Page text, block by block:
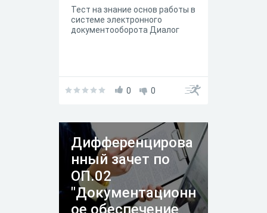
Тест на знание основ работы в
системе электронного
документооборота Диалог
0 0
Дифференцирова
нный зачет по
ОП.02
"Документационн
ое обеспечение